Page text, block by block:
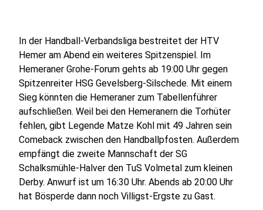
In der Handball-Verbandsliga bestreitet der HTV
Hemer am Abend ein weiteres Spitzenspiel. Im
Hemeraner Grohe-Forum gehts ab 19:00 Uhr gegen
Spitzenreiter HSG Gevelsberg-Silschede. Mit einem
Sieg könnten die Hemeraner zum Tabellenführer
aufschließen. Weil bei den Hemeranern die Torhüter
fehlen, gibt Legende Matze Kohl mit 49 Jahren sein
Comeback zwischen den Handballpfosten. Außerdem
empfängt die zweite Mannschaft der SG
Schalksmühle-Halver den TuS Volmetal zum kleinen
Derby. Anwurf ist um 16:30 Uhr. Abends ab 20:00 Uhr
hat Bösperde dann noch Villigst-Ergste zu Gast.